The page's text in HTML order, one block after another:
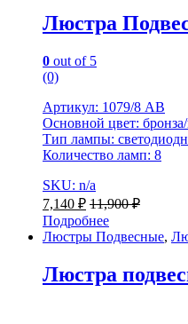
Люстра
0 out of 5
(0)
Артикул: 1079/8 AB
Основной цвет:
Тип лампы:
Количество ламп: 8
SKU: n/a
7,140 ₽ 11,900₽
Подробнее
Люстры Подвесные,
Люстра